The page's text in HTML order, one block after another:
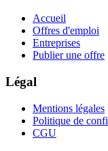
Accueil
Offres d'emploi
Entreprises
Publier une offre
Légal
Mentions légales
Politique de
CGU